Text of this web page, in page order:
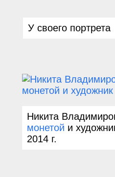
У своего портрета
Никита
монетой и
2014 г.